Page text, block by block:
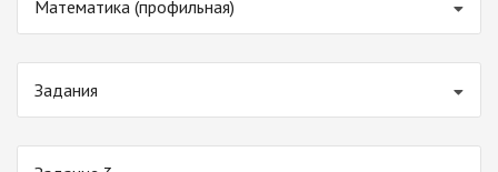
Математика (профильная)
Задания